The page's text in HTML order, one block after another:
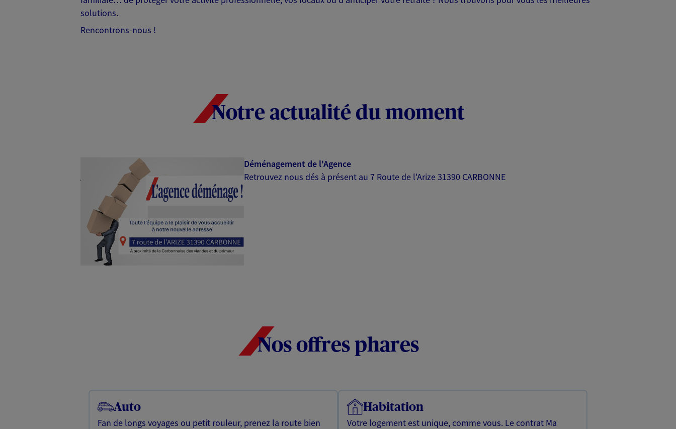
solutions.
Rencontrons-nous !
Notre actualité du moment
Déménagement de l'Agence
Retrouvez nous dés à présent au 7 Route de l'Arize 31390 CARBONNE
Nos offres phares
Auto
Fan de longs voyages ou petit rouleur, prenez la route bien
Habitation
Votre logement est unique, comme vous. Le contrat Ma